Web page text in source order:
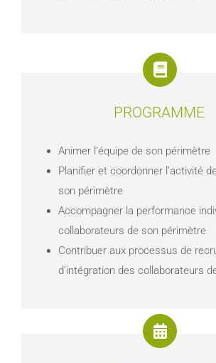
PROGRAMME
Animer l’équipe de son périmètre
Planifier et coordonner l’activité
son périmètre
Accompagner la performance
collaborateurs de son périmètre
Contribuer aux processus de
d’intégration des collaborateurs